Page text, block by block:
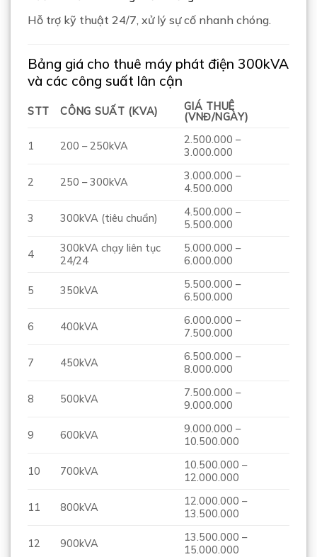
Hỗ trợ kỹ thuật 24/7, xử lý sự cố nhanh chóng.
Bảng giá cho thuê máy phát điện 300kVA
và các công suất lân cận
STT CÔNG SUẤT (KVA)
GIÁ THUÊ
(VNĐ/NGÀY)
1 200 – 250kVA
2.500.000 –
3.000.000
2 250 – 300kVA
3.000.000 –
4.500.000
3 300kVA (tiêu chuẩn)
4.500.000 –
5.500.000
4
300kVA chạy liên tục
24/24
5.000.000 –
6.000.000
5 350kVA
5.500.000 –
6.500.000
6 400kVA
6.000.000 –
7.500.000
7 450kVA
6.500.000 –
8.000.000
8 500kVA
7.500.000 –
9.000.000
9 600kVA
9.000.000 –
10.500.000
10 700kVA
10.500.000 –
12.000.000
11 800kVA
12.000.000 –
13.500.000
12 900kVA
13.500.000 –
15.000.000